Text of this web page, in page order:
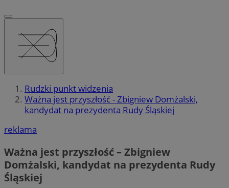
Rudzki punkt widzenia
Ważna jest przyszłość - Zbigniew Domżalski,
kandydat na prezydenta Rudy Śląskiej
reklama
Ważna jest przyszłość – Zbigniew
Domżalski, kandydat na prezydenta Rudy
Śląskiej